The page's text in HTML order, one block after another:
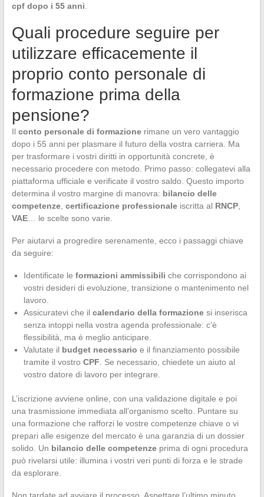
cpf dopo i 55 anni
Quali procedure seguire per
utilizzare efficacemente il
proprio conto personale di
formazione prima della
pensione?
Il conto personale di formazionerimane un vero vantaggio
dopo i 55 anni per plasmare il futuro della vostra carriera. Ma
per trasformare i vostri diritti in opportunità concrete, è
necessario procedere con metodo. Primo passo: collegatevi alla
piattaforma ufficiale e verificate il vostro saldo. Questo importo
determina il vostro margine di manovra: bilancio delle
competenze, certificazione professionaleiscritta al RNCP,
VAE… le scelte sono varie.
Per aiutarvi a progredire serenamente, ecco i passaggi chiave
da seguire:
Identificate le formazioni ammissibili che corrispondono ai
vostri desideri di evoluzione, transizione o mantenimento nel
lavoro.
Assicuratevi che il calendario della formazionesi inserisca
senza intoppi nella vostra agenda professionale: c’è
flessibilità, ma è meglio anticipare.
Valutate il budget necessario e il finanziamento possibile
tramite il vostro CPF . Se necessario, chiedete un aiuto al
vostro datore di lavoro per integrare.
L’iscrizione avviene online, con una validazione digitale e poi
una trasmissione immediata all’organismo scelto. Puntare su
una formazione che rafforzi le vostre competenze chiave o vi
prepari alle esigenze del mercato è una garanzia di un dossier
solido. Un bilancio delle competenzeprima di ogni procedura
può rivelarsi utile: illumina i vostri veri punti di forza e le strade
da esplorare.